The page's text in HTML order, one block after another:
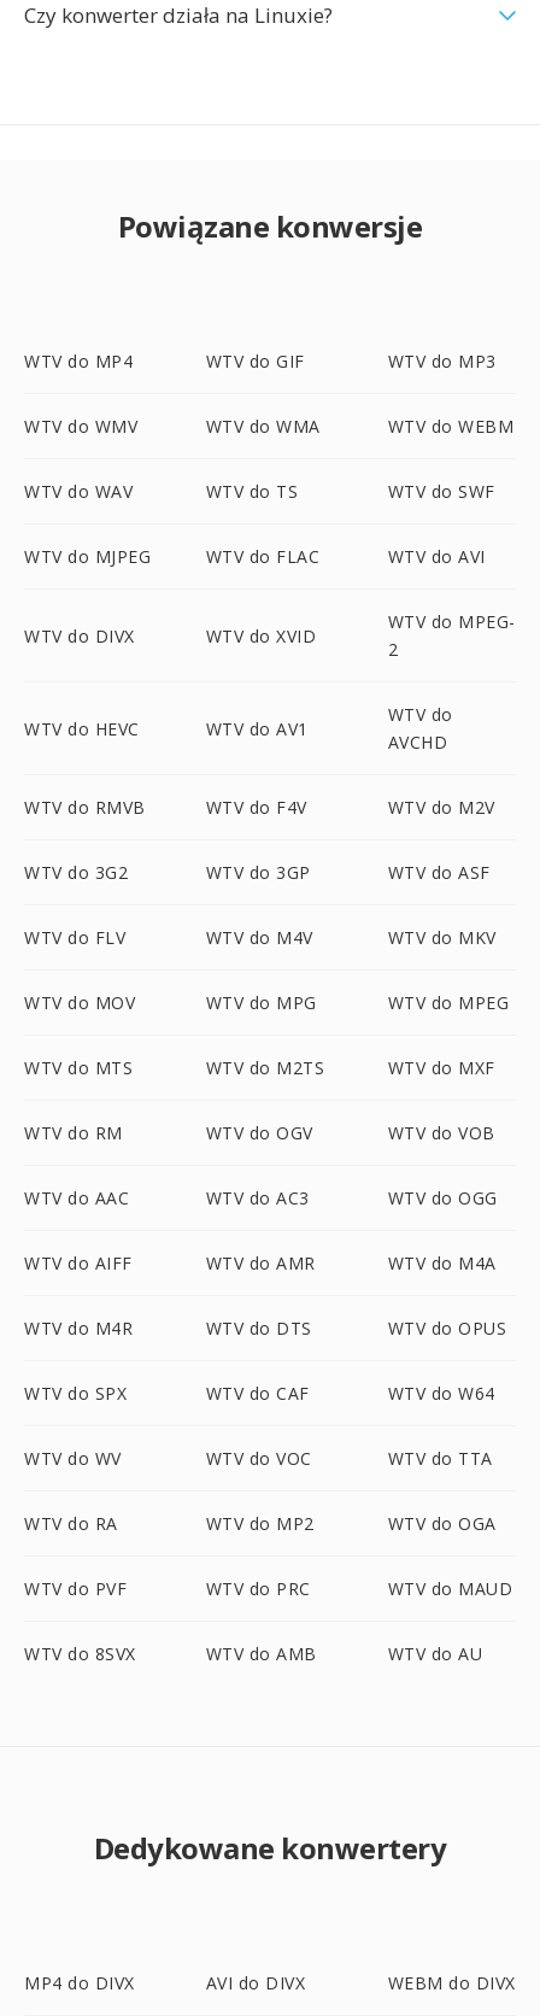
Czy konwerter działa na Linuxie?
Powiązane konwersje
WTV do MP4 WTV do GIF WTV do MP3
WTV do WMV WTV do WMA WTV do WEBM
WTV do WAV WTV do TS WTV do SWF
WTV do MJPEG WTV do FLAC WTV do AVI
WTV do DIVX WTV do XVID
WTV do MPEG-
2
WTV do HEVC WTV do AV1
WTV do
AVCHD
WTV do RMVB WTV do F4V WTV do M2V
WTV do 3G2 WTV do 3GP WTV do ASF
WTV do FLV WTV do M4V WTV do MKV
WTV do MOV WTV do MPG WTV do MPEG
WTV do MTS WTV do M2TS WTV do MXF
WTV do RM WTV do OGV WTV do VOB
WTV do AAC WTV do AC3 WTV do OGG
WTV do AIFF WTV do AMR WTV do M4A
WTV do M4R WTV do DTS WTV do OPUS
WTV do SPX WTV do CAF WTV do W64
WTV do WV WTV do VOC WTV do TTA
WTV do RA WTV do MP2 WTV do OGA
WTV do PVF WTV do PRC WTV do MAUD
WTV do 8SVX WTV do AMB WTV do AU
Dedykowane konwertery
MP4 do DIVX AVI do DIVX WEBM do DIVX